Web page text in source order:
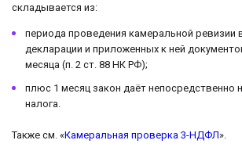
складывается из:
периода проведения камеральной ревизии
декларации и приложенных к ней
месяца (п. 2 ст. 88 НК РФ);
плюс 1 месяц закон даёт непосредственно
налога.
Также см. «Камеральная проверка 3-НДФЛ».